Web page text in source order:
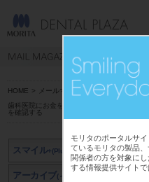
モリタのポータルサ
ているモリタの製品
関係者の方を対象に
する情報提供サイトで
HOME > メールマガジン スマイル+(Plus)
歯科医院にお金を残す6つのノウハウ【6】
を確認する
スマイル+(Plus)
アーカイブ(～2019年3月)